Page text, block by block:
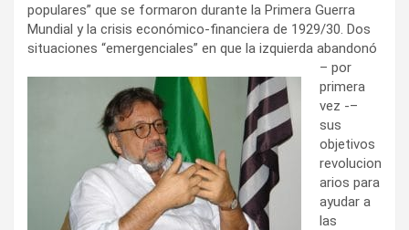
populares” que se formaron durante la Primera Guerra
Mundial y la crisis económico-financiera de 1929/30. Dos
situaciones “emergenciales” en que la izquierda abandonó
– por
primera
vez -–
sus
objetivos
revolucion
arios para
ayudar a
las